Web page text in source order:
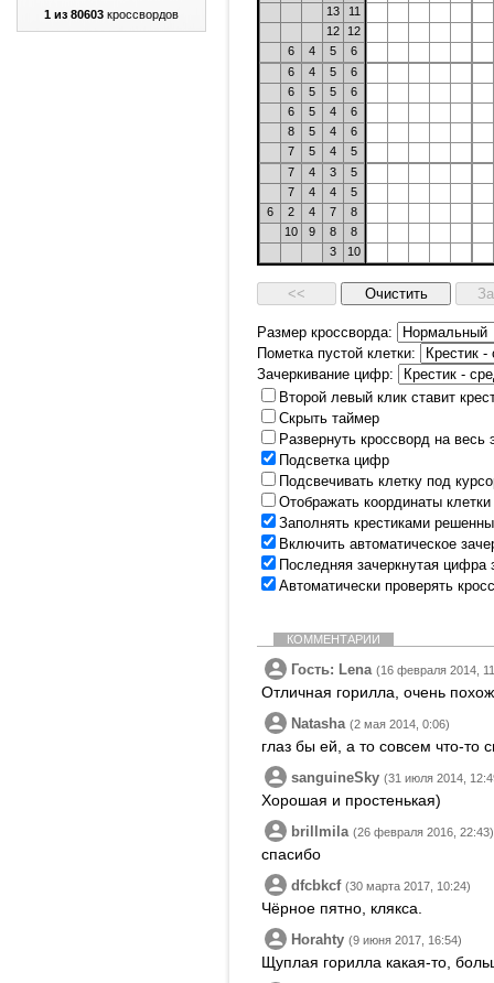
1 из 80603 кроссвордов
13
11
12
12
6
4 5
6
6
4 5
6
6
5 5
6
6
5 4
6
8
5 4
6
7
5 4
5
7
4 3
5
7
4 4
5
6
2 4 7
8
10
9 8
8
3
10
Размер кроссворда:
Пометка пустой клетки:
Зачеркивание цифр:
Второй левый клик ставит
Скрыть таймер
Развернуть кроссворд на
Подсветка цифр
Подсвечивать клетку под
Отображать координаты
Заполнять крестиками
Включить автоматическое
Последняя зачеркнутая цифра
Автоматически проверять
КОММЕНТАРИИ
Гость: Lena (16 февраля 2014,
Отличная горилла, очень
Natasha (2 мая 2014, 0:06)
глаз бы ей, а то совсем что-то
sanguineSky (31 июля 2014,
Хорошая и простенькая)
brillmila (26 февраля 2016, 22:43)
спасибо
dfcbkcf (30 марта 2017, 10:24)
Чёрное пятно, клякса.
Horahty (9 июня 2017, 16:54)
Щуплая горилла какая-то,